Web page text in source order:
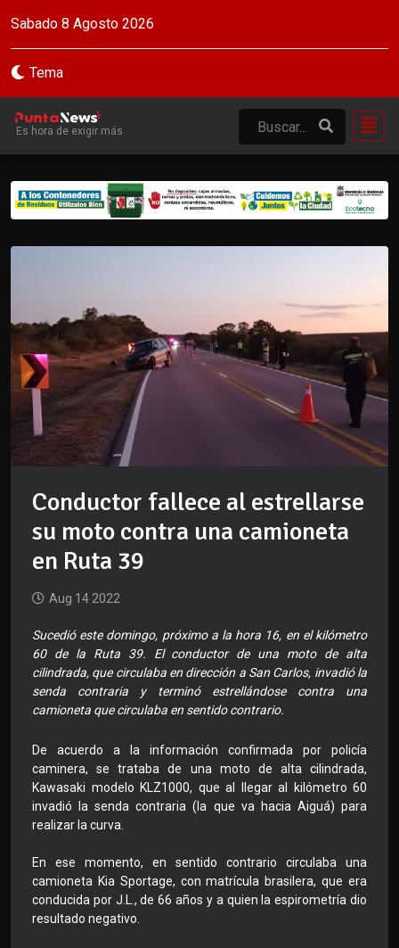
Sabado 8 Agosto 2026
Tema
Es hora de exigir más
Conductor fallece al estrellarse
su moto contra una camioneta
en Ruta 39
Aug 14 2022
Sucedió este domingo, próximo a la hora 16, en el kilómetro
60 de la Ruta 39. El conductor de una moto de alta
cilindrada, que circulaba en dirección a San Carlos, invadió la
senda contraria y terminó estrellándose contra una
camioneta que circulaba en sentido contrario.
De acuerdo a la información confirmada por policía
caminera, se trataba de una moto de alta cilindrada,
Kawasaki modelo KLZ1000, que al llegar al kilómetro 60
invadió la senda contraria (la que va hacia Aiguá) para
realizar la curva.
En ese momento, en sentido contrario circulaba una
camioneta Kia Sportage, con matrícula brasilera, que era
conducida por J.L., de 66 años y a quien la espirometría dio
resultado negativo.